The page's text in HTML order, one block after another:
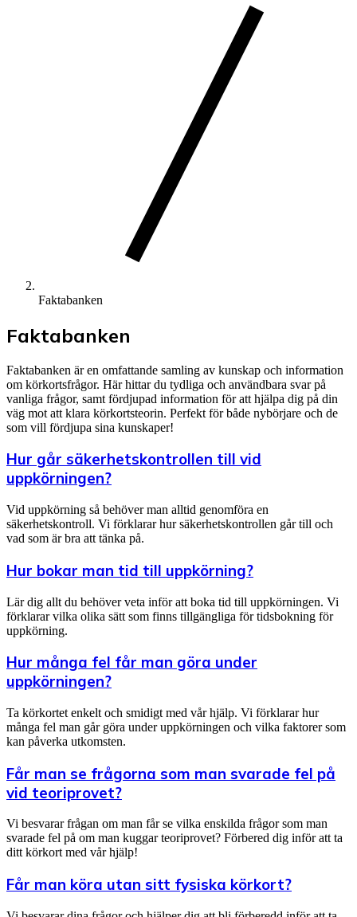
Faktabanken
Faktabanken
Faktabanken är en omfattande samling av kunskap och information
om körkortsfrågor. Här hittar du tydliga och användbara svar på
vanliga frågor, samt fördjupad information för att hjälpa dig på din
väg mot att klara körkortsteorin. Perfekt för både nybörjare och de
som vill fördjupa sina kunskaper!
Hur går säkerhetskontrollen till vid
uppkörningen?
Vid uppkörning så behöver man alltid genomföra en
säkerhetskontroll. Vi förklarar hur säkerhetskontrollen går till och
vad som är bra att tänka på.
Hur bokar man tid till uppkörning?
Lär dig allt du behöver veta inför att boka tid till uppkörningen. Vi
förklarar vilka olika sätt som finns tillgängliga för tidsbokning för
uppkörning.
Hur många fel får man göra under
uppkörningen?
Ta körkortet enkelt och smidigt med vår hjälp. Vi förklarar hur
många fel man går göra under uppkörningen och vilka faktorer som
kan påverka utkomsten.
Får man se frågorna som man svarade fel på
vid teoriprovet?
Vi besvarar frågan om man får se vilka enskilda frågor som man
svarade fel på om man kuggar teoriprovet? Förbered dig inför att ta
ditt körkort med vår hjälp!
Får man köra utan sitt fysiska körkort?